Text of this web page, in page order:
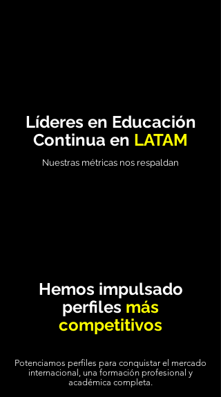
Líderes en Educación
Continua en LATAM
Nuestras métricas nos respaldan
Hemos impulsado
perfiles más
competitivos
Potenciamos perfiles para conquistar el mercado
internacional, una formación profesional y
académica completa.